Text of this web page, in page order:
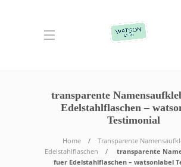
transparente
Edelstahlflaschen –
Testimonial
Home
Transparente
Edelstahlflaschen
transparente
fuer Edelstahlflaschen – watsonlabel